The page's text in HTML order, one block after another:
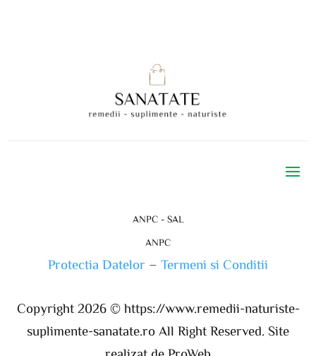
ANPC - SAL
ANPC
Protectia Datelor – Termeni si Conditii
Copyright 2026 ©https://www.remedii-naturiste-
suplimente-sanatate.ro All Right Reserved. Site
realizat de ProWeb